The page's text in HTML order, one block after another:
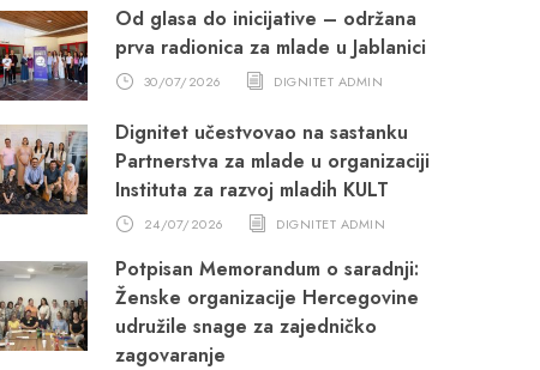
Od glasa do inicijative – održana
prva radionica za mlade u Jablanici
30/07/2026 DIGNITET ADMIN
Dignitet učestvovao na sastanku
Partnerstva za mlade u organizaciji
Instituta za razvoj mladih KULT
24/07/2026 DIGNITET ADMIN
Potpisan Memorandum o saradnji:
Ženske organizacije Hercegovine
udružile snage za zajedničko
zagovaranje